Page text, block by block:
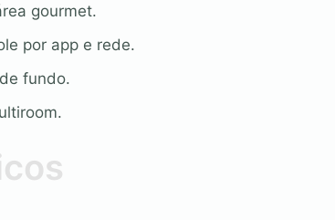
gourmet.
por app e rede.
fundo.